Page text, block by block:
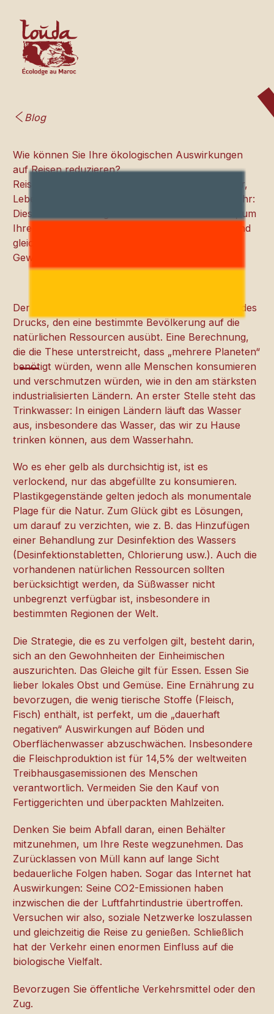
Blog
Wie können Sie Ihre ökologischen Auswirkungen
auf Reisen reduzieren?
Reisen hat Auswirkungen auf die Umwelt. Wasser,
Lebensmittel, Abfall, digitale Nutzung oder Verkehr:
Dieser Artikel schlägt einfache Maßnahmen vor, um
Ihren ökologischen Fußabdruck zu reduzieren und
gleichzeitig die lokalen Ressourcen und
Gewohnheiten zu respektieren.
Der ökologische Fußabdruck ist eine Bewertung des
Drucks, den eine bestimmte Bevölkerung auf die
natürlichen Ressourcen ausübt. Eine Berechnung,
die die These unterstreicht, dass „mehrere Planeten“
benötigt würden, wenn alle Menschen konsumieren
und verschmutzen würden, wie in den am stärksten
industrialisierten Ländern. An erster Stelle steht das
Trinkwasser: In einigen Ländern läuft das Wasser
aus, insbesondere das Wasser, das wir zu Hause
trinken können, aus dem Wasserhahn.
Wo es eher gelb als durchsichtig ist, ist es
verlockend, nur das abgefüllte zu konsumieren.
Plastikgegenstände gelten jedoch als monumentale
Plage für die Natur. Zum Glück gibt es Lösungen,
um darauf zu verzichten, wie z. B. das Hinzufügen
einer Behandlung zur Desinfektion des Wassers
(Desinfektionstabletten, Chlorierung usw.). Auch die
vorhandenen natürlichen Ressourcen sollten
berücksichtigt werden, da Süßwasser nicht
unbegrenzt verfügbar ist, insbesondere in
bestimmten Regionen der Welt.
Die Strategie, die es zu verfolgen gilt, besteht darin,
sich an den Gewohnheiten der Einheimischen
auszurichten. Das Gleiche gilt für Essen. Essen Sie
lieber lokales Obst und Gemüse. Eine Ernährung zu
bevorzugen, die wenig tierische Stoffe (Fleisch,
Fisch) enthält, ist perfekt, um die „dauerhaft
negativen“ Auswirkungen auf Böden und
Oberflächenwasser abzuschwächen. Insbesondere
die Fleischproduktion ist für 14,5% der weltweiten
Treibhausgasemissionen des Menschen
verantwortlich. Vermeiden Sie den Kauf von
Fertiggerichten und überpackten Mahlzeiten.
Denken Sie beim Abfall daran, einen Behälter
mitzunehmen, um Ihre Reste wegzunehmen. Das
Zurücklassen von Müll kann auf lange Sicht
bedauerliche Folgen haben. Sogar das Internet hat
Auswirkungen: Seine CO2-Emissionen haben
inzwischen die der Luftfahrtindustrie übertroffen.
Versuchen wir also, soziale Netzwerke loszulassen
und gleichzeitig die Reise zu genießen. Schließlich
hat der Verkehr einen enormen Einfluss auf die
biologische Vielfalt.
Bevorzugen Sie öffentliche Verkehrsmittel oder den
Zug.